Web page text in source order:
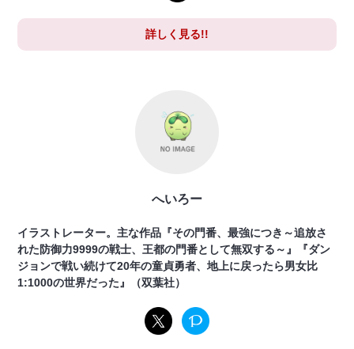
詳しく見る!!
へいろー
イラストレーター。主な作品『その門番、最強につき～追放さ
れた防御力9999の戦士、王都の門番として無双する～』『ダン
ジョンで戦い続けて20年の童貞勇者、地上に戻ったら男女比
1:1000の世界だった』（双葉社）